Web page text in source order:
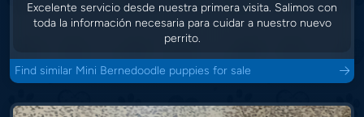
Excelente servicio desde nuestra primera visita. Salimos con
toda la información necesaria para cuidar a nuestro nuevo
perrito.
Find similar Mini Bernedoodle puppies for sale